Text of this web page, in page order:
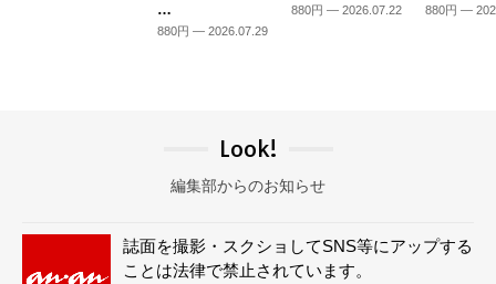
…
880円 — 2026.07.29
880円 — 2026.07.22 880円 —
Look!
編集部からのお知らせ
誌面を撮影・スクショしてSNS等にアップする
ことは法律で禁止されています。